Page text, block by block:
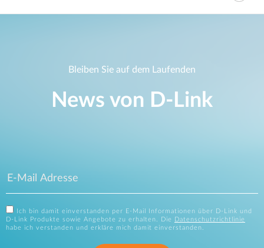
Bleiben Sie auf dem Laufenden
News von D‑Link
Ich bin damit einverstanden per E-Mail Informationen über D-Link und
D-Link Produkte sowie Angebote zu erhalten. Die
Datenschutzrichtlinie
habe ich verstanden und erkläre mich damit einverstanden.